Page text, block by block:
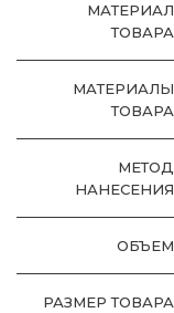
МАТЕРИАЛ
ТОВАРА
МАТЕРИАЛЫ
ТОВАРА
МЕТОД
НАНЕСЕНИЯ
ОБЪЕМ
РАЗМЕР ТОВАРА